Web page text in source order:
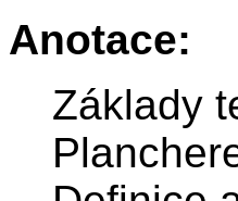
Anotace:
Základy